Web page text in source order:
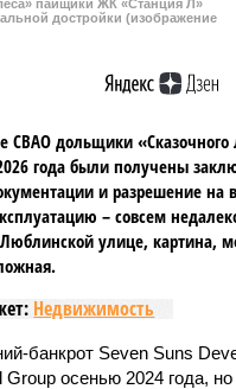
пайщики ЖК «Станция Л»
достройки (изображение
СВАО дольщики «Сказочного
года были получены
и разрешение на
– совсем
улице, картина,
Недвижимость
банкрот Seven Suns
осенью 2024 года, но